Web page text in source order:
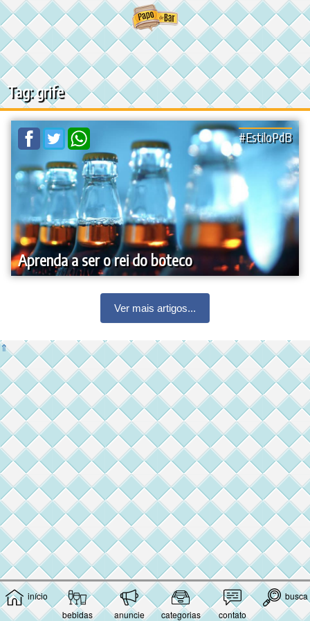
Ir
para
o
conteúdo
início
bebidas
anuncie categorias contato
busca
Tag: grife
Aprenda a ser o rei do boteco
#EstiloPdB
Ver mais artigos...
⇑